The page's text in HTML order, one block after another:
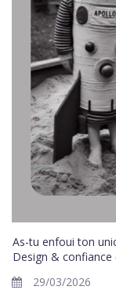
As-tu enfoui ton
Design & confiance
29/03/2026